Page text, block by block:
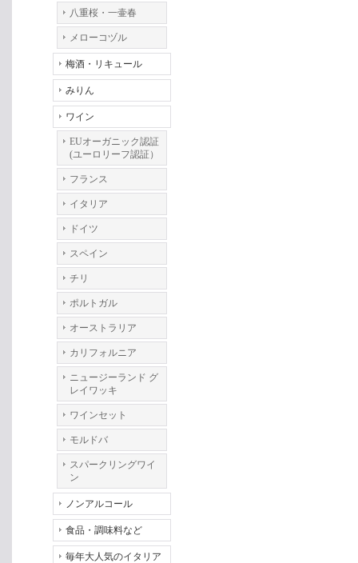
八重桜・一壷春
メローコヅル
梅酒・リキュール
みりん
ワイン
EUオーガニック認証
(ユーロリーフ認証）
フランス
イタリア
ドイツ
スペイン
チリ
ポルトガル
オーストラリア
カリフォルニア
ニュージーランド グ
レイワッキ
ワインセット
モルドバ
スパークリングワイ
ン
ノンアルコール
食品・調味料など
毎年大人気のイタリア